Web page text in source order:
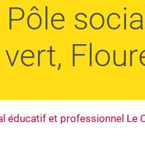
éducatif et professionnel Le